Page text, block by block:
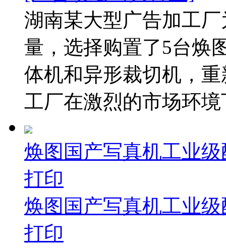
湖南某大型广告加工
量，选择购置了5台焕
体机和异形裁切机，
工厂在激烈的市场环
焕图国产写真机工业
打印
焕图国产写真机工业
打印